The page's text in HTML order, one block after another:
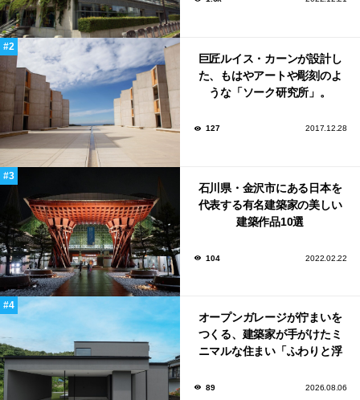
巨匠ルイス・カーンが設計し
た、もはやアートや彫刻のよ
うな「ソーク研究所」。
127 2017.12.28
石川県・金沢市にある日本を
代表する有名建築家の美しい
建築作品10選
104 2022.02.22
オープンガレージが佇まいを
つくる、建築家が手がけたミ
ニマルな住まい「ふわりと浮
89 2026.08.06